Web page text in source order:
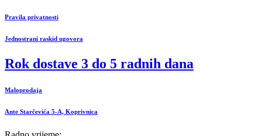
Pravila privatnosti
Jednostrani raskid ugovora
Rok dostave 3 do 5 radnih dana
Maloprodaja
Ante Starčevića 5-A, Koprivnica